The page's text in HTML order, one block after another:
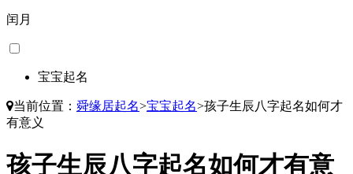
闰月
宝宝起名
当前位置： 舜缘居起名>宝宝起名>孩子生辰八字起名如何才
有意义
孩子生辰八字起名如何才有意